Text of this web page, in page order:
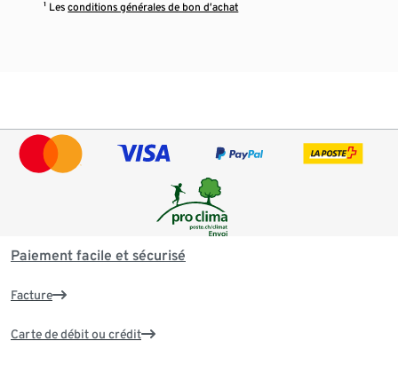
¹ Lesconditions générales de bon d’achat
Paiement facile et sécurisé
Facture
Carte de débit ou crédit